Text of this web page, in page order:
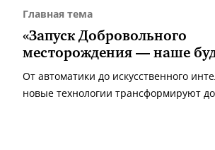
Главная тема
«Запуск Добровольного
месторождения — наше
От автоматики до искусственного
новые технологии трансформируют